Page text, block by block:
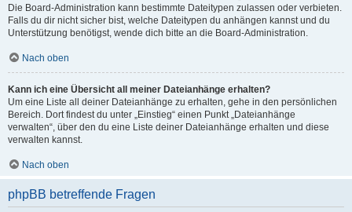
Die Board-Administration kann bestimmte Dateitypen zulassen oder verbieten.
Falls du dir nicht sicher bist, welche Dateitypen du anhängen kannst und du
Unterstützung benötigst, wende dich bitte an die Board-Administration.
Nach oben
Kann ich eine Übersicht all meiner Dateianhänge erhalten?
Um eine Liste all deiner Dateianhänge zu erhalten, gehe in den persönlichen
Bereich. Dort findest du unter „Einstieg“ einen Punkt „Dateianhänge
verwalten“, über den du eine Liste deiner Dateianhänge erhalten und diese
verwalten kannst.
Nach oben
phpBB betreffende Fragen